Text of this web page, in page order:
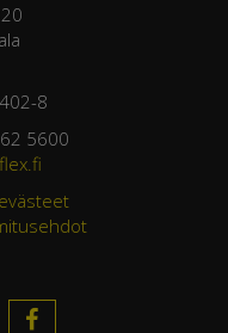
8
5600
evästeet